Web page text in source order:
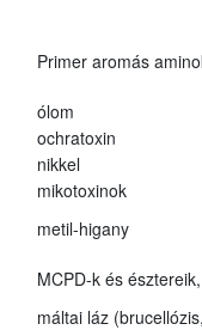
Primer aromás
ólom
ochratoxin
nikkel
mikotoxinok
metil-higany
MCPD-k és
máltai láz